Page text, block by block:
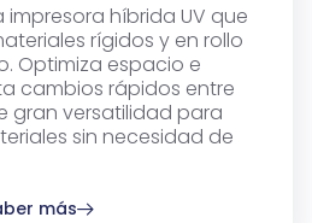
impresora híbrida UV que
rígidos y en rollo
Optimiza espacio e
cambios rápidos entre
gran versatilidad para
sin necesidad de
más